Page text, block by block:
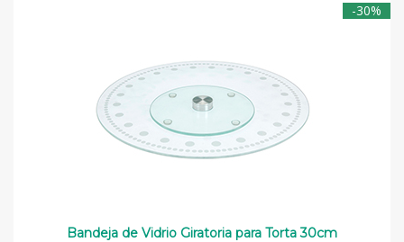
-30%
Bandeja de Vidrio Giratoria para Torta 30cm